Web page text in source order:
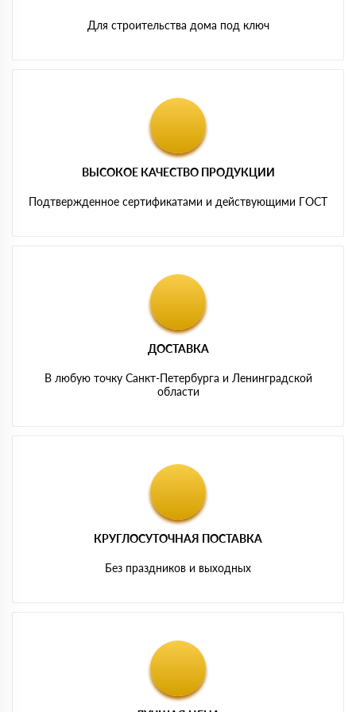
Для строительства дома под ключ
ВЫСОКОЕ КАЧЕСТВО ПРОДУКЦИИ
Подтвержденное сертификатами и действующими ГОСТ
ДОСТАВКА
В любую точку Санкт-Петербурга и Ленинградской
области
КРУГЛОСУТОЧНАЯ ПОСТАВКА
Без праздников и выходных